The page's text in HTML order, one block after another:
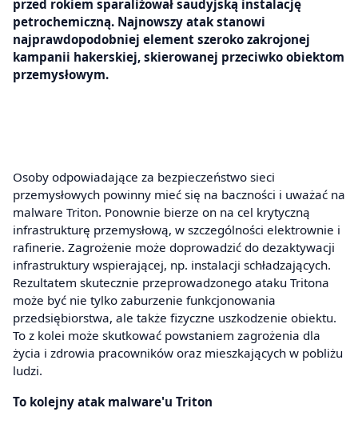
przed rokiem sparaliżował saudyjską instalację
petrochemiczną. Najnowszy atak stanowi
najprawdopodobniej element szeroko zakrojonej
kampanii hakerskiej, skierowanej przeciwko obiektom
przemysłowym.
Osoby odpowiadające za bezpieczeństwo sieci
przemysłowych powinny mieć się na baczności i uważać na
malware Triton. Ponownie bierze on na cel krytyczną
infrastrukturę przemysłową, w szczególności elektrownie i
rafinerie. Zagrożenie może doprowadzić do dezaktywacji
infrastruktury wspierającej, np. instalacji schładzających.
Rezultatem skutecznie przeprowadzonego ataku Tritona
może być nie tylko zaburzenie funkcjonowania
przedsiębiorstwa, ale także fizyczne uszkodzenie obiektu.
To z kolei może skutkować powstaniem zagrożenia dla
życia i zdrowia pracowników oraz mieszkających w pobliżu
ludzi.
To kolejny atak malware'u Triton